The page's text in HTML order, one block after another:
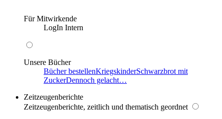
Für Mitwirkende
LogIn Intern
Unsere Bücher
Bücher bestellenKriegskinderSchwarzbrot mit
ZuckerDennoch gelacht…
Zeitzeugenberichte
Zeitzeugenberichte, zeitlich und thematisch geordnet